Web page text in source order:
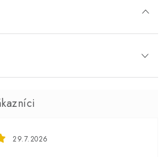
29.7.2026